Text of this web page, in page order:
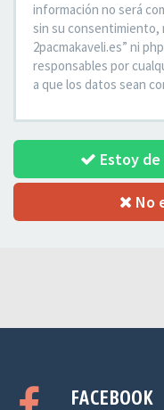
información no será
sin su consentimiento,
2pacmakaveli.es” ni
responsables por
a que los datos sean
Estoy
No
FACEBOOK